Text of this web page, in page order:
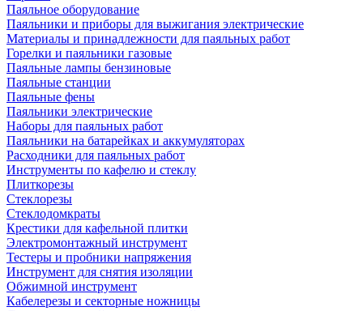
Паяльное оборудование
Паяльники и приборы для выжигания электрические
Материалы и принадлежности для паяльных работ
Горелки и паяльники газовые
Паяльные лампы бензиновые
Паяльные станции
Паяльные фены
Паяльники электрические
Наборы для паяльных работ
Паяльники на батарейках и аккумуляторах
Расходники для паяльных работ
Инструменты по кафелю и стеклу
Плиткорезы
Стеклорезы
Стеклодомкраты
Крестики для кафельной плитки
Электромонтажный инструмент
Тестеры и пробники напряжения
Инструмент для снятия изоляции
Обжимной инструмент
Кабелерезы и секторные ножницы